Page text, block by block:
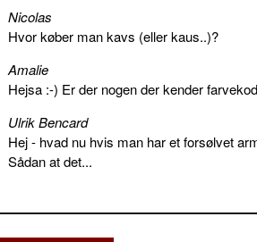
Nicolas
Hvor køber man kavs (eller kaus..)?
Amalie
Hejsa :-) Er der nogen der kender
Ulrik Bencard
Hej - hvad nu hvis man har et forsølvet
Sådan at det...